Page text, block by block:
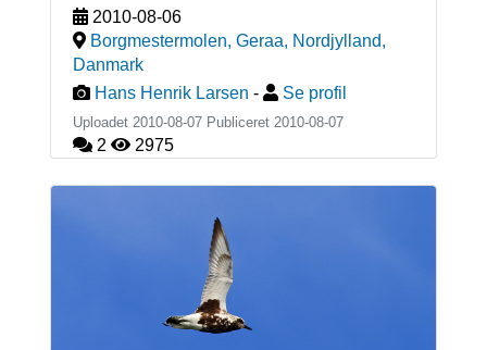
2010-08-06
Borgmestermolen, Geraa, Nordjylland,
Danmark
Hans Henrik Larsen - Se profil
Uploadet 2010-08-07 Publiceret 2010-08-07
2 2975